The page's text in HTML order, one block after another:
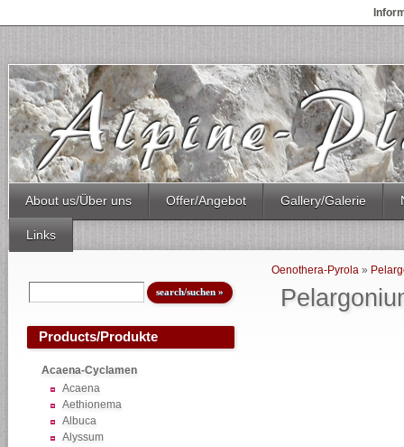
About us/Über uns Offer/Angebot Gallery/Galerie
Links
Products/Produkte
Acaena-Cyclamen
Acaena
Aethionema
Albuca
Alyssum
Oenothera-Pyrola»